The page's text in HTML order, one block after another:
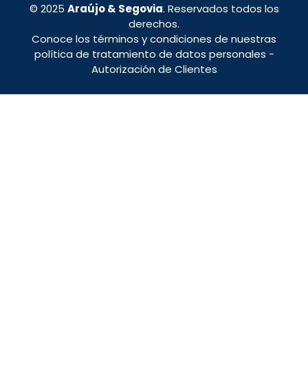
© 2025 Araújo & Segovia. Reservados todos los
derechos.
Conoce los términos y condiciones de nuestras
política de tratamiento de datos personales -
Autorización de Clientes